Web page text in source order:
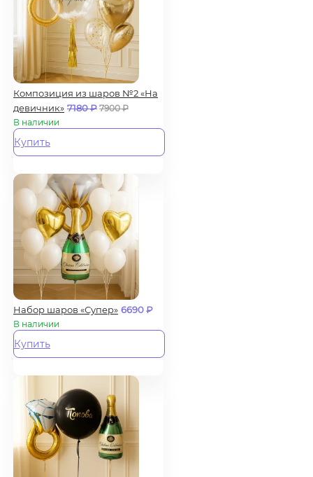
Композиция из шаров №2 «На
девичник» 7180₽ 7900₽
В наличии
Купить
Набор шаров «Супер» 6690₽
В наличии
Купить